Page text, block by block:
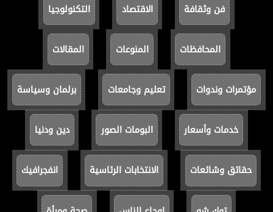
فن وثقافة الاقتصاد التكنولوجيا
المحافظات المنوعات المقالات
مؤتمرات وندوات تعليم وجامعات برلمان وسياسة
خدمات وأسعار البومات الصور دين ودنيا
حقائق وشائعات الانتخابات الرئاسية انفجرافيك